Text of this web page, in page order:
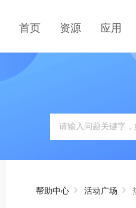
首页 资源 应用
帮助中心 活动广场